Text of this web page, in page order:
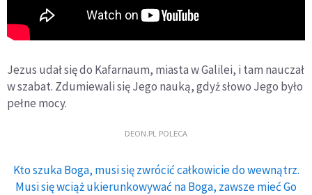
Jezus udał się do Kafarnaum, miasta w Galilei, i tam nauczał
w szabat. Zdumiewali się Jego nauką, gdyż słowo Jego było
pełne mocy.
DEON.PL POLECA
Kto szuka Boga, musi się zwrócić całkowicie do wewnątrz.
Musi się wciąż ukierunkowywać na Boga, zawsze mieć Go